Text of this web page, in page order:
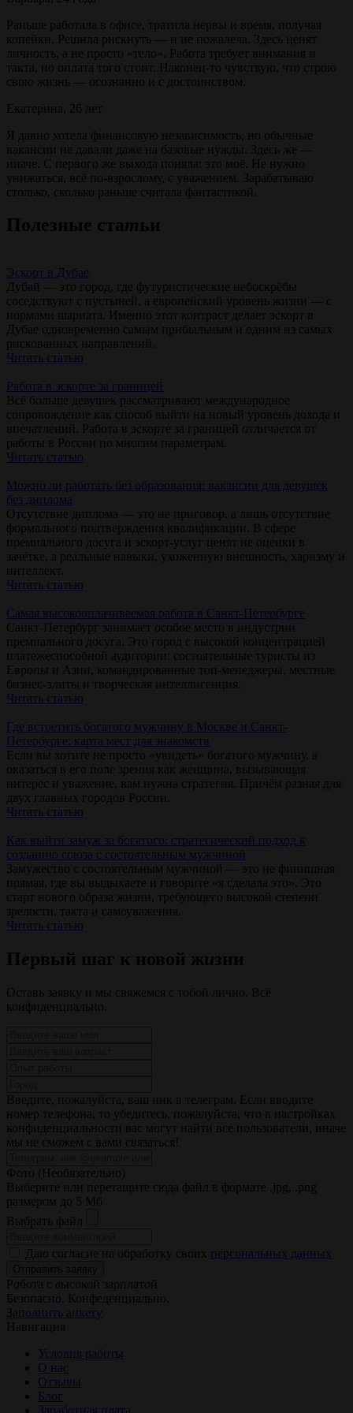
Раньше работала в офисе, тратила нервы и время, получая
копейки. Решила рискнуть — и не пожалела. Здесь ценят
личность, а не просто «тело». Работа требует внимания и
такта, но оплата того стоит. Наконец-то чувствую, что строю
свою жизнь — осознанно и с достоинством.
Екатерина, 26 лет
Я давно хотела финансовую независимость, но обычные
вакансии не давали даже на базовые нужды. Здесь же —
иначе. С первого же выхода поняла: это моё. Не нужно
унижаться, всё по-взрослому, с уважением. Зарабатываю
столько, сколько раньше считала фантастикой.
Полезные статьи
Эскорт в Дубае
Дубай — это город, где футуристические небоскрёбы
соседствуют с пустыней, а европейский уровень жизни — с
нормами шариата. Именно этот контраст делает эскорт в
Дубае одновременно самым прибыльным и одним из самых
рискованных направлений.
Читать статью
Работа в эскорте за границей
Всё больше девушек рассматривают международное
сопровождение как способ выйти на новый уровень дохода и
впечатлений. Работа в эскорте за границей отличается от
работы в России по многим параметрам.
Читать статью
Можно ли работать без образования: вакансии для девушек
без диплома
Отсутствие диплома — это не приговор, а лишь отсутствие
формального подтверждения квалификации. В сфере
премиального досуга и эскорт-услуг ценят не оценки в
зачётке, а реальные навыки, ухоженную внешность, харизму и
интеллект.
Читать статью
Самая высокооплачиваемая работа в Санкт-Петербурге
Санкт-Петербург занимает особое место в индустрии
премиального досуга. Это город с высокой концентрацией
платежеспособной аудитории: состоятельные туристы из
Европы и Азии, командированные топ-менеджеры, местные
бизнес-элиты и творческая интеллигенция.
Читать статью
Где встретить богатого мужчину в Москве и Санкт-
Петербурге: карта мест для знакомств
Если вы хотите не просто «увидеть» богатого мужчину, а
оказаться в его поле зрения как женщина, вызывающая
интерес и уважение, вам нужна стратегия. Причём разная для
двух главных городов России.
Читать статью
Как выйти замуж за богатого: стратегический подход к
созданию союза с состоятельным мужчиной
Замужество с состоятельным мужчиной — это не финишная
прямая, где вы выдыхаете и говорите «я сделала это». Это
старт нового образа жизни, требующего высокой степени
зрелости, такта и самоуважения.
Читать статью
Первый шаг к новой жизни
Оставь заявку и мы свяжемся с тобой лично. Всё
конфиденциально.
Введите, пожалуйста, ваш ник в телеграм. Если вводите
номер телефона, то убедитесь, пожалуйста, что в настройках
конфиденциальности вас могут найти все пользователи, иначе
мы не сможем с вами связаться!
Фото (Необязательно)
Выберите или перетащите сюда файл
в формате .jpg, .png
размером до 5 Мб
Выбрать файл
Даю согласие на обработку своих персональных данных
Работа с в ысокой зарплат о й
Безопасно. Конфеденциально.
Заполнить анкету
Навигация
Условия работы
О нас
Отзывы
Блог